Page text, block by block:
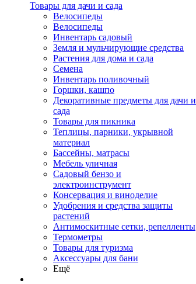
Товары для дачи и сада
Велосипеды
Велосипеды
Инвентарь садовый
Земля и мульчирующие средства
Растения для дома и сада
Семена
Инвентарь поливочный
Горшки, кашпо
Декоративные предметы для дачи и
сада
Товары для пикника
Теплицы, парники, укрывной
материал
Бассейны, матрасы
Мебель уличная
Садовый бензо и
электроинструмент
Консервация и виноделие
Удобрения и средства защиты
растений
Антимоскитные сетки, репелленты
Термометры
Товары для туризма
Аксессуары для бани
Ещё